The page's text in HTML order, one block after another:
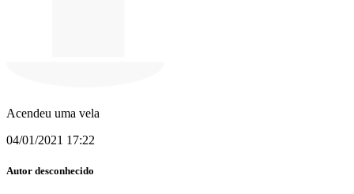
Acendeu uma vela
04/01/2021 17:22
Autor desconhecido